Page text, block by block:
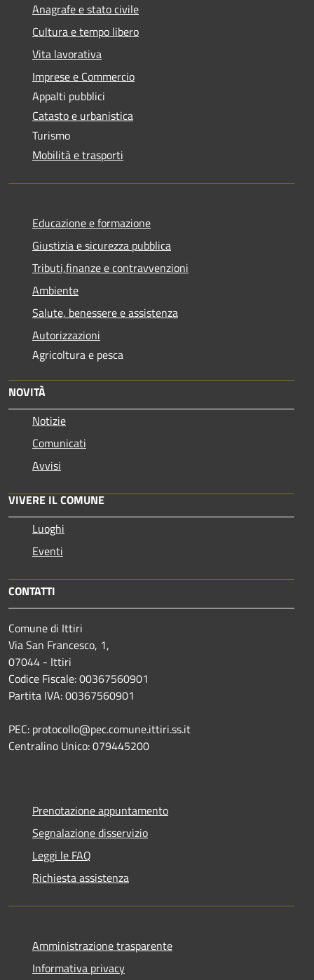
Anagrafe e stato civile
Cultura e tempo libero
Vita lavorativa
Imprese e Commercio
Appalti pubblici
Catasto e urbanistica
Turismo
Mobilità e trasporti
Educazione e formazione
Giustizia e sicurezza pubblica
Tributi,finanze e contravvenzioni
Ambiente
Salute, benessere e assistenza
Autorizzazioni
Agricoltura e pesca
NOVITÀ
Notizie
Comunicati
Avvisi
VIVERE IL COMUNE
Luoghi
Eventi
CONTATTI
Comune di Ittiri
Via San Francesco, 1,
07044 - Ittiri
Codice Fiscale: 00367560901
Partita IVA: 00367560901
PEC: protocollo@pec.comune.ittiri.ss.it
Centralino Unico: 079445200
Prenotazione appuntamento
Segnalazione disservizio
Leggi le FAQ
Richiesta assistenza
Amministrazione trasparente
Informativa privacy